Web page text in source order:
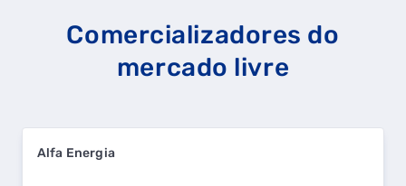
Comercializadores do
mercado livre
Alfa Energia